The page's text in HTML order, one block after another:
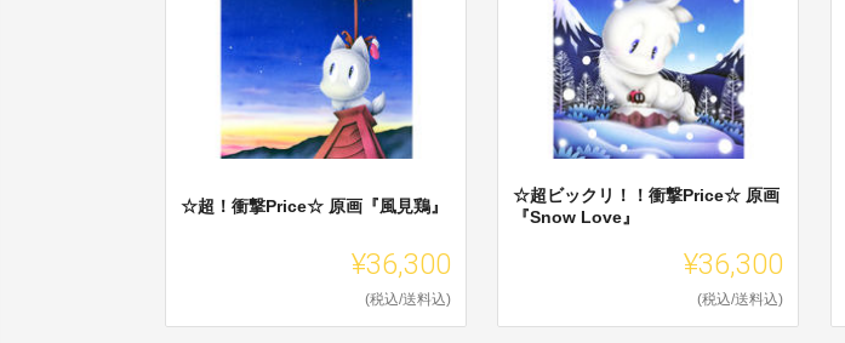
☆超！衝撃Price☆ 原画『風見鶏』
¥36,300
(税込/送料込)
☆超ビックリ！！衝撃Price☆ 原画
『Snow Love』
¥36,300
(税込/送料込)